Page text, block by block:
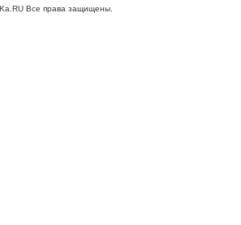
Все права защищены.